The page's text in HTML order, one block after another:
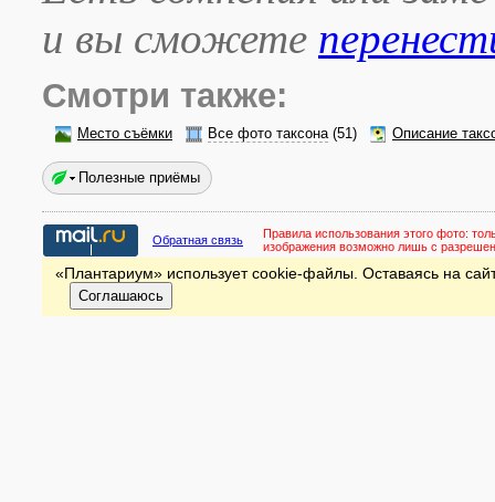
и вы сможете
Смотри также:
Место съёмки Все фото таксона(51) Описание
Полезные приёмы
Обратная связь Правила использования этого фото:
изображения возможно лишь с
«Плантариум» использует cookie-файлы. Оставаясь на
Соглашаюсь